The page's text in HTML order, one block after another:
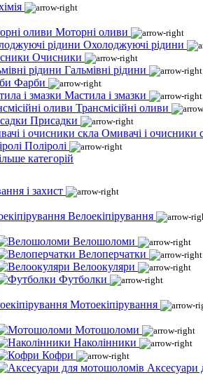
Моторні оливи
Охолоджуючі рідини
Очисники
Гальмівні рідини
Фарби
Мастила і змазки
Трансмісійні оливи
Присадки
Омивачі і очисники
Поліролі
категорій
і захист
Велоекіпірування
Велошоломи
Велоперчатки
Велоокуляри
Футболки
Мотоекіпірування
Мотошоломи
Наколінники
Кофри
Аксесуари